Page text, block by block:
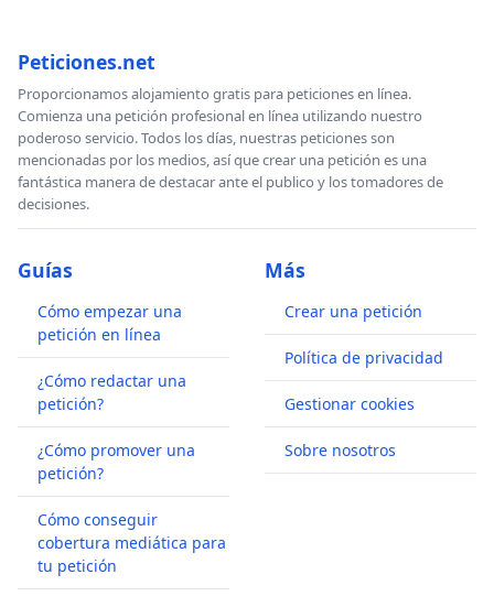
Peticiones.net
Proporcionamos alojamiento gratis para peticiones en línea.
Comienza una petición profesional en línea utilizando nuestro
poderoso servicio. Todos los días, nuestras peticiones son
mencionadas por los medios, así que crear una petición es una
fantástica manera de destacar ante el publico y los tomadores de
decisiones.
Guías
Cómo empezar una
petición en línea
¿Cómo redactar una
petición?
¿Cómo promover una
petición?
Cómo conseguir
cobertura mediática para
tu petición
Más
Crear una petición
Política de privacidad
Gestionar cookies
Sobre nosotros